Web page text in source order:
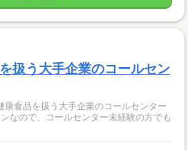
扱う大手企業のコールセン
康食品を扱う大手企業のコールセンター
なので、コールセンター未経験の方でも